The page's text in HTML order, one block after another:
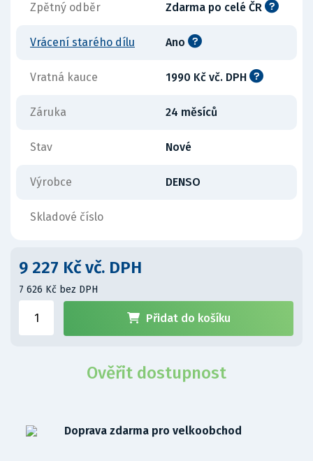
Zpětný odběr Zdarma po celé ČR
Vrácení starého dílu Ano
Vratná kauce 1990 Kč vč. DPH
Záruka 24 měsíců
Stav Nové
Výrobce DENSO
Skladové číslo
9 227 Kč vč. DPH
7 626 Kč bez DPH
Přidat do košíku
Ověřit dostupnost
Doprava zdarma pro velkoobchod